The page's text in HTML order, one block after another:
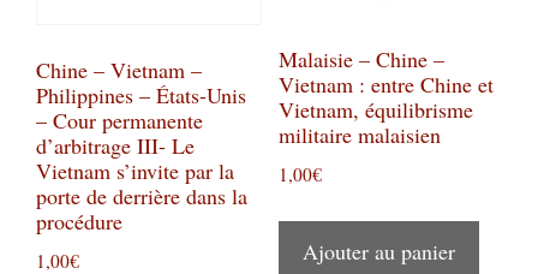
Chine – Vietnam –
Philippines – États-Unis
– Cour permanente
d’arbitrage III- Le
Vietnam s’invite par la
porte de derrière dans la
procédure
1,00€
Malaisie – Chine –
Vietnam : entre Chine et
Vietnam, équilibrisme
militaire malaisien
1,00€
Ajouter au panier